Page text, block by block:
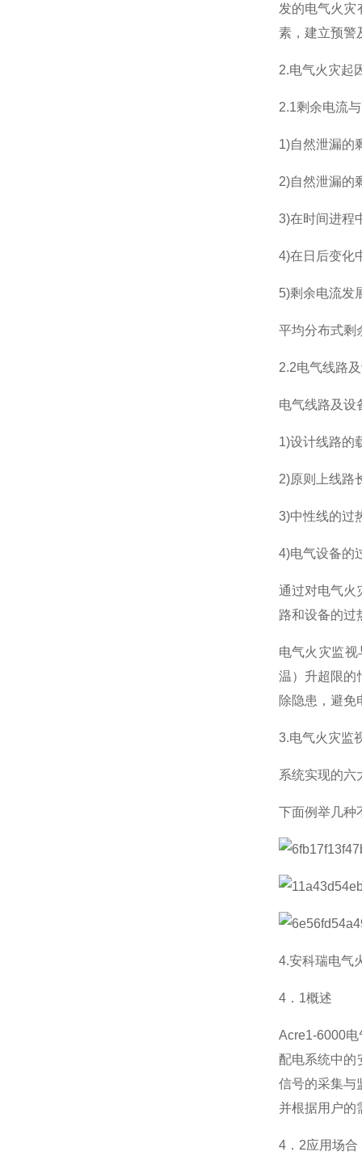
发的电气火灾
素，建立预警
2.电气火灾起
2.1剩余电流
1)自然泄漏的
2)自然泄漏的
3)在时间进程
4)在日后变化
5)剩余电流发
平均分布式剩
2.2电气线路
电气线路及设
1)设计线路的
2)原则上线路
3)中性线的过
4)电气设备的
通过对电气火
路和设备的过
电气火灾监
温）升超限的
除隐患，避免
3.电气火灾监
系统实现的六
下面例举几种
4.安科瑞电气
4．1概述
Acre1-6000
配电系统中的
信号的采集与
并根据用户的
4．2应用场合